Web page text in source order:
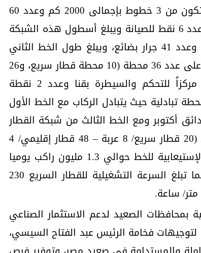
جدير بالذكر أن شبكة القطار السريع تتكون من 3 خطوط بإجمالى 2000 كم وعدد 60
محطة بإجمالي عدد 2 ورشة رئيسية وعدد 6 نقط للصيانة ويبلغ أسطول هذه الشبكة
عدد 41 قطار سريع و94 قطار إقليمى وعدد 41 جرار بضائع، ويبلغ طول الخط الثاني
(أكتوبر / أبو سمبل) 1100 كم ويشتمل على عدد 36 محطة (10 محطة قطار سريع، و26
محطة أقليمية) بالاضافة الى عدد 1 مركزاً للتحكم والسيطرة بقنا وعدد 2 نقطة
(أسوان – أبو سمبل) وعدد 2 محطة تبادلية حيث يتبادل الركاب مع الخط الأول
أكتوبر ومع الخط الثالث من شبكة القطار
السريع في محطة قنا كما يشمل عدد (20 قطار سريع/ 8 عربة – 48 قطار إقليمي/ 4
عربة – 20 جرار بضائع)، وتبلغ الطاقة الإستيعابية للخط حوالي 1.3 مليون راكب يوميا
ومخطط أن ينقل 10 ألف طن/اليوم كما تبلغ السرعة التشغيلية للقطار السريع 230
بمحافظات الصعيد لدعم الاستثمار الصناعي
لتوجيهات فخامة الرئيس عبد الفتاح السيسي،